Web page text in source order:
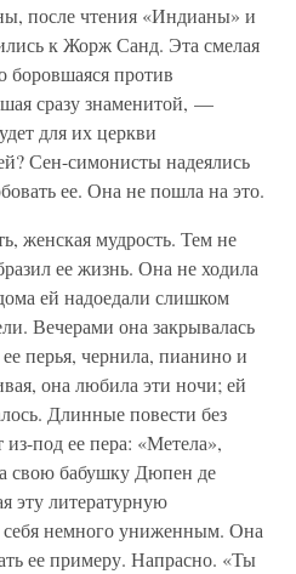
после чтения «Индианы» и
к Жорж Санд. Эта смелая
боровшаяся против
сразу знаменитой, —
для их церкви
Сен-симонисты надеялись
ее. Она не пошла на это.
женская мудрость. Тем не
ее жизнь. Она не ходила
ей надоедали слишком
Вечерами она закрывалась
перья, чернила, пианино и
она любила эти ночи; ей
Длинные повести без
из-под ее пера: «Метела»,
свою бабушку Дюпен де
эту литературную
себя немного униженным. Она
ее примеру. Напрасно. «Ты